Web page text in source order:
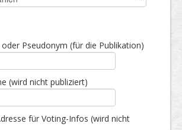
Pseudonym (für die Publikation)
(wird nicht publiziert)
für Voting-Infos (wird nicht